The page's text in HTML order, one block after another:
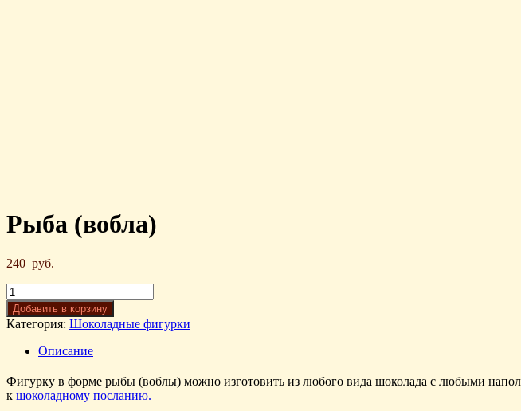
Рыба (вобла)
240 руб.
Добавить в корзину
Категория: Шоколадные фигурки
Описание
Фигурку в форме рыбы (воблы) можно изготовить из любого вида шоколада с любыми
к шоколадному посланию.